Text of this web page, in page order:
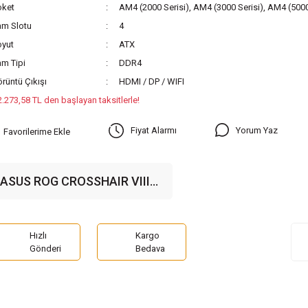
AM4 (2000 Serisi), AM4 (3000 Serisi), AM4
Slotu
4
ATX
Tipi
DDR4
Çıkışı
HDMI / DP / WIFI
TL den başlayan taksitlerle!
Fiyat Alarmı Yorum Yaz
ASUS ROG CROSSHAIR VIII
AM4 RGB WiFi M.2 PCIe 4.0
ATX Anakart
Hızlı
Gönderi
Kargo
Bedava